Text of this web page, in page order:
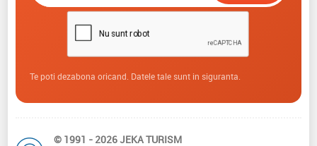
Te poti dezabona oricand. Datele tale sunt in siguranta.
© 1991 - 2026 JEKA TURISM